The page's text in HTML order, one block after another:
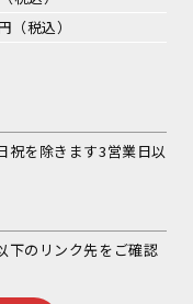
（税込）
祝を除きます3営業日以
下のリンク先をご確認